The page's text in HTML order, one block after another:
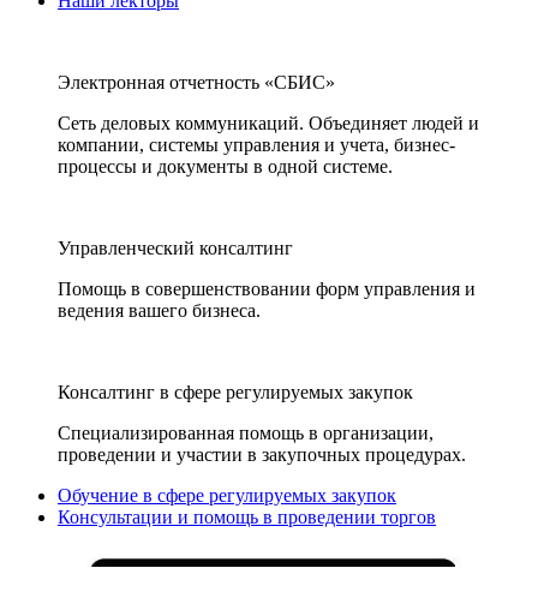
Электронная отчетность «СБИС»
Сеть деловых коммуникаций. Объединяет людей и
компании, системы управления и учета, бизнес-
процессы и документы в одной системе.
Управленческий консалтинг
Помощь в совершенствовании форм управления и
ведения вашего бизнеса.
Консалтинг в сфере регулируемых закупок
Специализированная помощь в организации,
проведении и участии в закупочных процедурах.
Обучение в сфере регулируемых закупок
Консультации и помощь в проведении торгов